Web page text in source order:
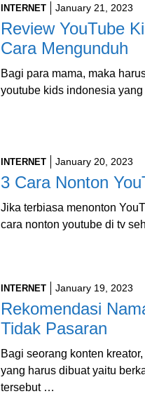
INTERNET January 21, 2023
Review YouTube
Cara Mengunduh
Bagi para mama, maka
youtube kids indonesia
INTERNET January 20, 2023
3 Cara Nonton
Jika terbiasa menonton
cara nonton youtube di tv
INTERNET January 19, 2023
Rekomendasi
Tidak Pasaran
Bagi seorang konten
yang harus dibuat yaitu
tersebut …